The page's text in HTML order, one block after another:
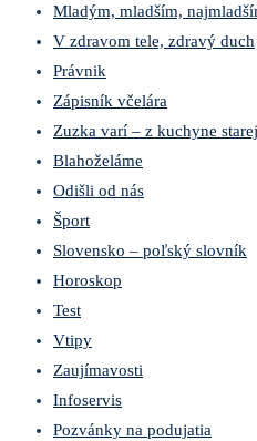
Mladým, mladším,
V zdravom tele, zdravý duch
Právnik
Zápisník včelára
Zuzka varí – z kuchyne
Blahoželáme
Odišli od nás
Šport
Slovensko – poľský slovník
Horoskop
Test
Vtipy
Zaujímavosti
Infoservis
Pozvánky na podujatia